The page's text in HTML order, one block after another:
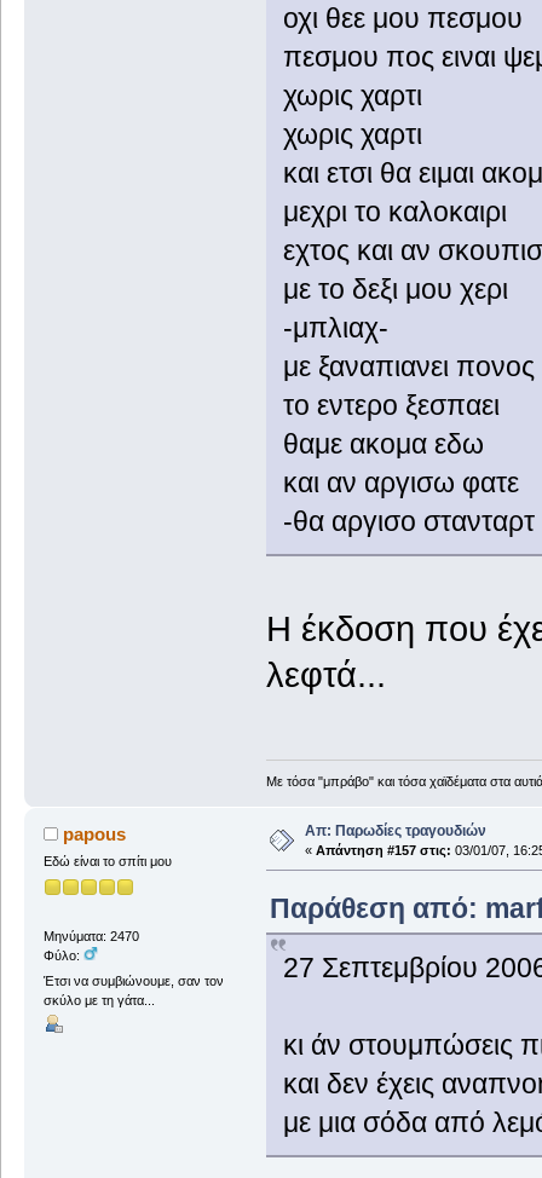
οχι θεε μου πεσμου
πεσμου πος ειναι
χωρις χαρτι
χωρις χαρτι
και ετσι θα ειμαι
μεχρι το καλοκαιρι
εχτος και αν
με το δεξι μου χερι
-μπλιαχ-
με ξαναπιανει πονος
το εντερο ξεσπαει
θαμε ακομα εδω
και αν αργισω φατε
-θα αργισο στανταρτ
Η έκδοση που
λεφτά...
Με τόσα "μπράβο" και τόσα χαϊδέματα στα
papous
Εδώ είναι το σπίτι μου
Μηνύματα: 2470
Φύλο:
Έτσι να συμβιώνουμε, σαν τον
σκύλο με τη γάτα...
Απ: Παρωδίες τραγουδιών
« Απάντηση #157 στις: 03/01/07,
Παράθεση από:
27 Σεπτεμβρίου
κι άν στουμπώσεις
και δεν έχεις
με μια σόδα από